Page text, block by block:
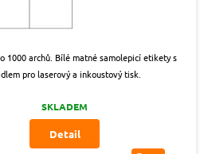
1000 archů. Bílé matné samolepicí etikety s
pro laserový a inkoustový tisk.
SKLADEM
Detail